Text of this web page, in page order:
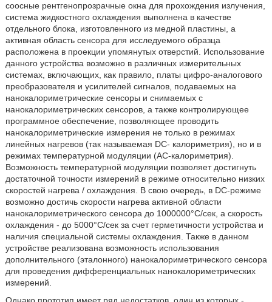
соосные рентгенопрозрачные окна для прохождения излучения,
система жидкостного охлаждения выполнена в качестве
отдельного блока, изготовленного из медной пластины, а
активная область сенсора для исследуемого образца
расположена в проекции упомянутых отверстий. Использование
данного устройства возможно в различных измерительных
системах, включающих, как правило, платы цифро-аналогового
преобразователя и усилителей сигналов, подаваемых на
нанокалориметрические сенсоры и снимаемых с
нанокалориметрических сенсоров, а также контролирующее
программное обеспечение, позволяющее проводить
нанокалориметрические измерения не только в режимах
линейных нагревов (так называемая DC- калориметрия), но и в
режимах температурной модуляции (АС-калориметрия).
Возможность температурной модуляции позволяет достигнуть
достаточной точности измерений в режиме относительно низких
скоростей нагрева / охлаждения. В свою очередь, в DC-режиме
возможно достичь скорости нагрева активной области
нанокалориметрического сенсора до 1000000°С/сек, а скорость
охлаждения - до 5000°С/сек за счет герметичности устройства и
наличия специальной системы охлаждения. Также в данном
устройстве реализована возможность использования
дополнительного (эталонного) нанокалориметрического сенсора
для проведения дифференциальных нанокалориметрических
измерений.